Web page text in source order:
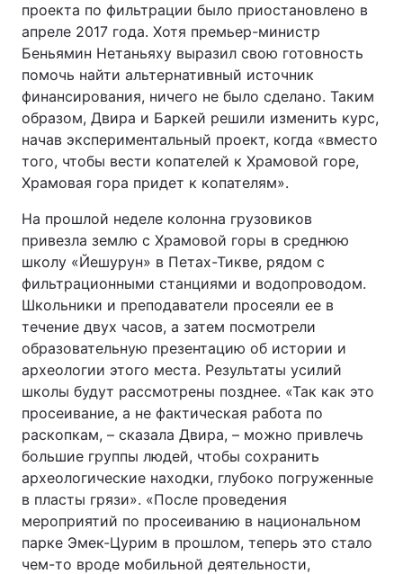
проекта по фильтрации было приостановлено в
апреле 2017 года. Хотя премьер-министр
Беньямин Нетаньяху выразил свою готовность
помочь найти альтернативный источник
финансирования, ничего не было сделано. Таким
образом, Двира и Баркей решили изменить курс,
начав экспериментальный проект, когда «вместо
того, чтобы вести копателей к Храмовой горе,
Храмовая гора придет к копателям».
На прошлой неделе колонна грузовиков
привезла землю с Храмовой горы в среднюю
школу «Йешурун» в Петах-Тикве, рядом с
фильтрационными станциями и водопроводом.
Школьники и преподаватели просеяли ее в
течение двух часов, а затем посмотрели
образовательную презентацию об истории и
археологии этого места. Результаты усилий
школы будут рассмотрены позднее. «Так как это
просеивание, а не фактическая работа по
раскопкам, – сказала Двира, – можно привлечь
большие группы людей, чтобы сохранить
археологические находки, глубоко погруженные
в пласты грязи». «После проведения
мероприятий по просеиванию в национальном
парке Эмек-Цурим в прошлом, теперь это стало
чем-то вроде мобильной деятельности,